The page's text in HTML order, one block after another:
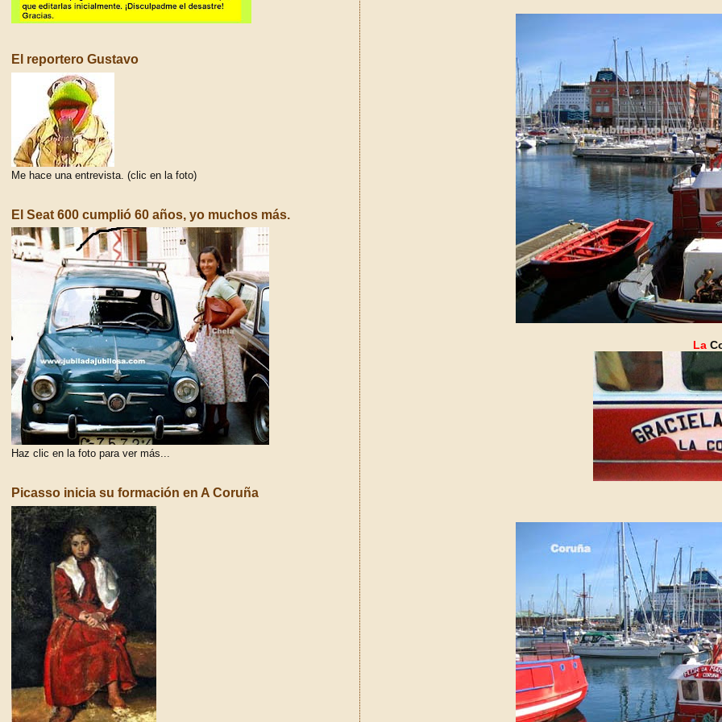
La
El reportero Gustavo
Me hace una entrevista. (clic en la foto)
El Seat 600 cumplió 60 años, yo muchos más.
Haz clic en la foto para ver más...
Picasso inicia su formación en A Coruña